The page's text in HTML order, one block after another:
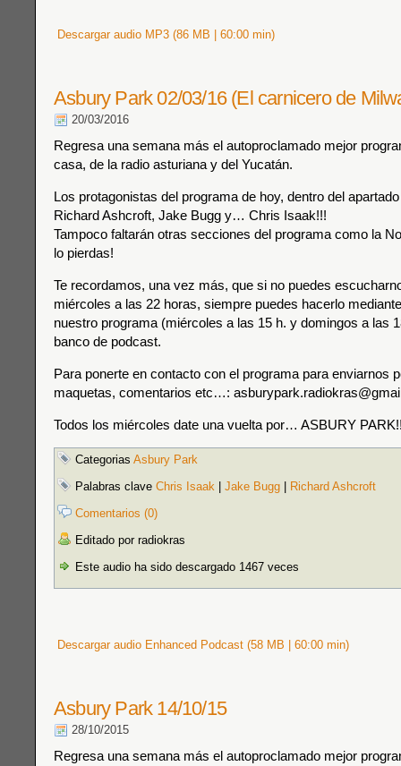
Descargar audio MP3 (86 MB | 60:00 min)
Asbury Park 02/03/16 (El carnicero de
20/03/2016
Regresa una semana más el autoproclamado mejor
casa, de la radio asturiana y del Yucatán.
Los protagonistas del programa de hoy, dentro del
Richard Ashcroft, Jake Bugg y… Chris Isaak!!!
Tampoco faltarán otras secciones del programa como la
lo pierdas!
Te recordamos, una vez más, que si no puedes
miércoles a las 22 horas, siempre puedes hacerlo
nuestro programa (miércoles a las 15 h. y domingos a las
banco de podcast.
Para ponerte en contacto con el programa para enviarnos
maquetas, comentarios etc…:
Todos los miércoles date una vuelta por… ASBURY
Categorias Asbury Park
Palabras clave Chris Isaak Jake Bugg
Richard Ashcroft
Comentarios (0)
Editado por radiokras
Este audio ha sido descargado 1467 veces
Descargar audio Enhanced Podcast (58 MB | 60:00 min)
Asbury Park 14/10/15
28/10/2015
Regresa una semana más el autoproclamado mejor